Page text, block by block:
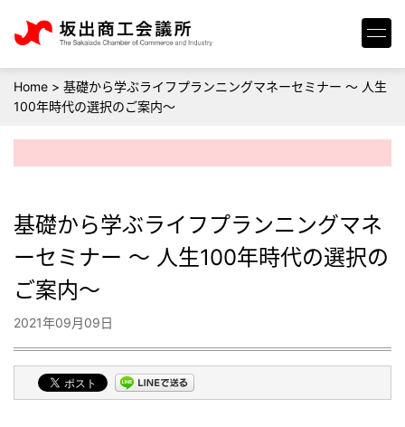
Home > 基礎から学ぶライフプランニングマネーセミナー ～ 人生
100年時代の選択のご案内～
基礎から学ぶライフプランニングマネ
ーセミナー ～ 人生100年時代の選択の
ご案内～
2021年09月09日